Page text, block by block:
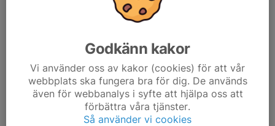
Godkänn kakor
Vi använder oss av kakor (cookies) för att vår
webbplats ska fungera bra för dig. De används
även för webbanalys i syfte att hjälpa oss att
förbättra våra tjänster.
Så använder vi cookies